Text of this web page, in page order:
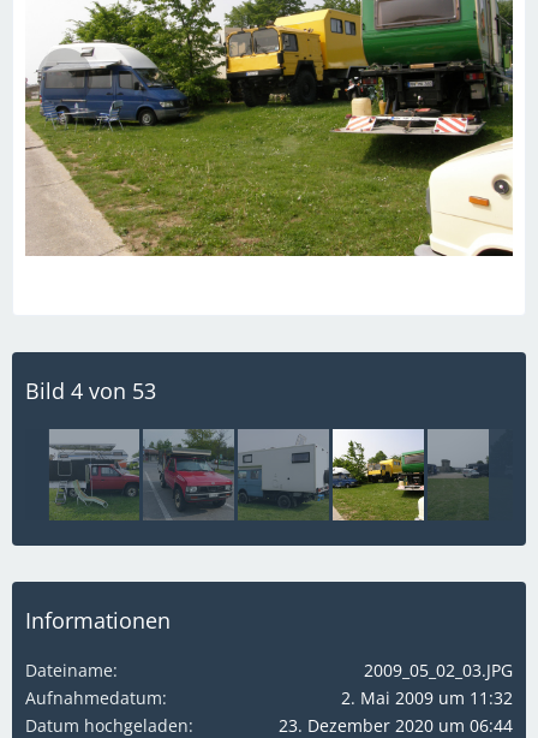
Bild 4 von 53
Informationen
Dateiname
2009_05_02_03.JPG
Aufnahmedatum
2. Mai 2009 um 11:32
Datum hochgeladen
23. Dezember 2020 um 06:44